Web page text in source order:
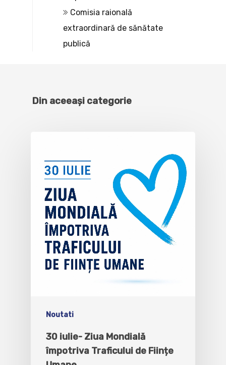
Comisia raională
extraordinară de sănătate
publică
Din aceeași categorie
Noutati
30 iulie- Ziua Mondială
împotriva Traficului de Ființe